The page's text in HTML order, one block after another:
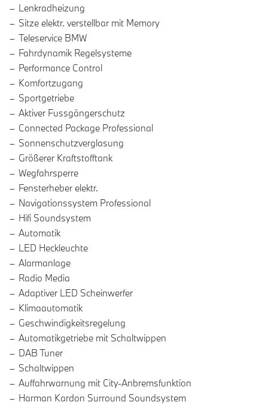
Lenkradheizung
Sitze elektr. verstellbar mit Memory
Teleservice BMW
Fahrdynamik Regelsysteme
Performance Control
Komfortzugang
Sportgetriebe
Aktiver Fussgängerschutz
Connected Package Professional
Sonnenschutzverglasung
Größerer Kraftstofftank
Wegfahrsperre
Fensterheber elektr.
Navigationssystem Professional
Hifi Soundsystem
Automatik
LED Heckleuchte
Alarmanlage
Radio Media
Adaptiver LED Scheinwerfer
Klimaautomatik
Geschwindigkeitsregelung
Automatikgetriebe mit Schaltwippen
DAB Tuner
Schaltwippen
Auffahrwarnung mit City-Anbremsfunktion
Harman Kardon Surround Soundsystem